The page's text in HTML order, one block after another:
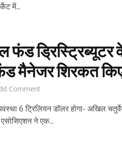
में...
ड्रिस्ट्रिब्यूटर
मैनेजर शिरकत
Comment
6 ट्रिलियन डॉलर होगा- अखिल
ने एक...